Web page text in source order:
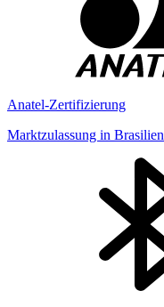
Anatel-Zertifizierung
Marktzulassung in Brasilien